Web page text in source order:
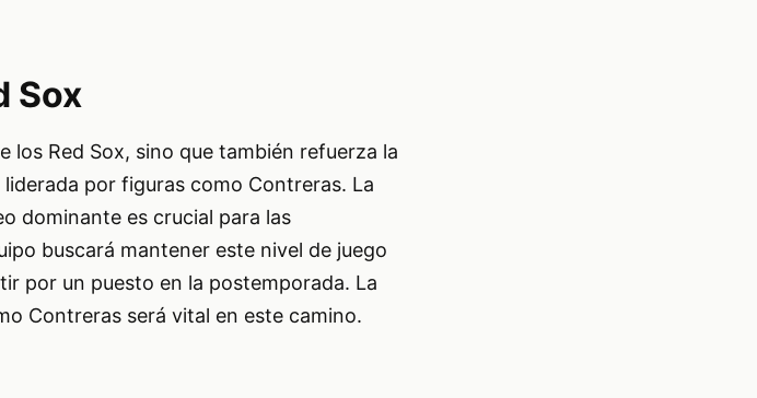
Sox
Red Sox, sino que también refuerza la
por figuras como Contreras. La
dominante es crucial para las
buscará mantener este nivel de juego
por un puesto en la postemporada. La
Contreras será vital en este camino.